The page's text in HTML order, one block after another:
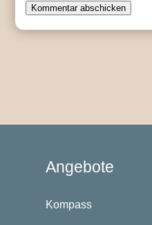
Kommentar abschicken
Angebote
Kompass